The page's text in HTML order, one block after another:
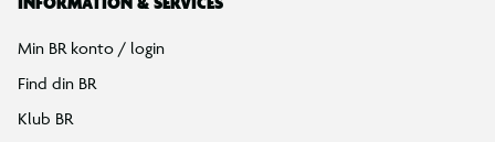
Min BR konto / login
Find din BR
Klub BR